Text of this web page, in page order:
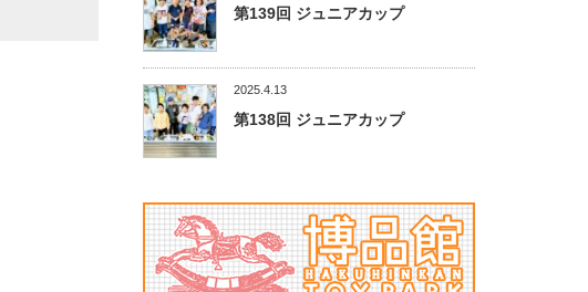
第139回 ジュニアカップ
2025.4.13
第138回 ジュニアカップ